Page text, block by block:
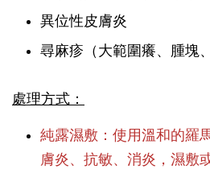
異位性皮膚炎
尋麻疹（大範圍癢、腫塊
處理方式：
純露濕敷：使用溫和的羅
膚炎、抗敏、消炎，濕敷